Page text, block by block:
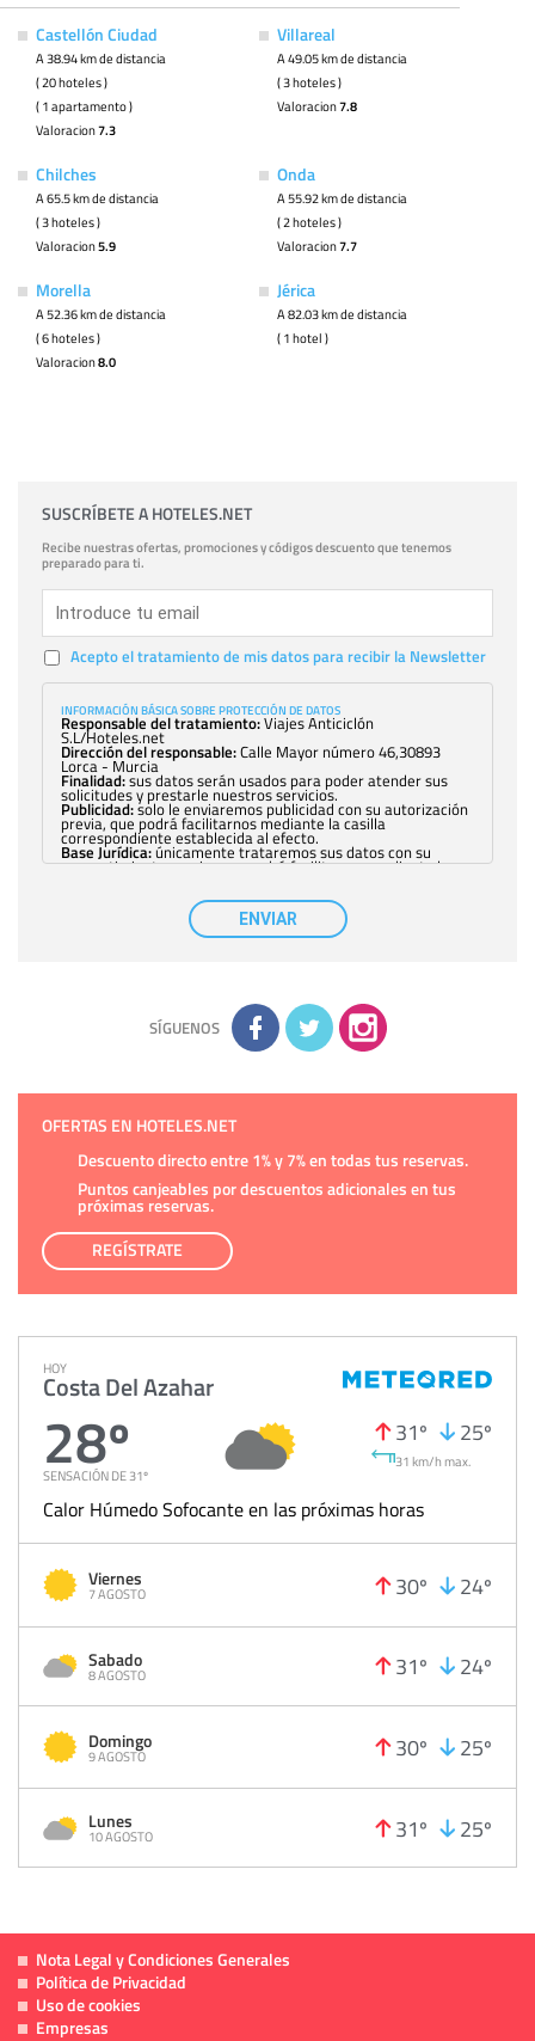
Castellón Ciudad
A 38.94 km de distancia
( 20 hoteles )
( 1 apartamento )
Valoracion7.3
Villareal
A 49.05 km de distancia
( 3 hoteles )
Valoracion7.8
Chilches
A 65.5 km de distancia
( 3 hoteles )
Valoracion5.9
Onda
A 55.92 km de distancia
( 2 hoteles )
Valoracion7.7
Morella
A 52.36 km de distancia
( 6 hoteles )
Valoracion8.0
Jérica
A 82.03 km de distancia
( 1 hotel )
SUSCRÍBETE A HOTELES.NET
Recibe nuestras ofertas, promociones y códigos descuento que tenemos
preparado para ti.
Acepto el tratamiento de mis datos para recibir la Newsletter
INFORMACIÓN BÁSICA SOBRE PROTECCIÓN DE DATOS
Responsable del tratamiento:Viajes Anticiclón
S.L/Hoteles.net
Dirección del responsable:Calle Mayor número 46,30893
Lorca - Murcia
Finalidad:sus datos serán usados para poder atender sus
solicitudes y prestarle nuestros servicios.
Publicidad:solo le enviaremos publicidad con su autorización
previa, que podrá facilitarnos mediante la casilla
correspondiente establecida al efecto.
Base Jurídica:únicamente trataremos sus datos con su
consentimiento previo, que podrá facilitarnos mediante la
con carácter general, sólo el personal de
nuestra entidad que esté debidamente autorizado podrá
tener conocimiento de la información que le pedimos. No se
comunicarán datos a terceros.
adicional y detallada sobre cómo tratamos sus datos en la
política de privacidad
ENVIAR
SÍGUENOS
OFERTAS EN HOTELES.NET
Descuento directo entre 1% y 7% en todas tus reservas.
Puntos canjeables por descuentos adicionales en tus
próximas reservas.
REGÍSTRATE
HOY
Costa Del Azahar
28º
SENSACIÓN DE 31º
31º 25º
31 km/h max.
Calor Húmedo Sofocante en las próximas horas
Viernes
7 AGOSTO 30º 24º
Sabado
8 AGOSTO 31º 24º
Domingo
9 AGOSTO 30º 25º
Lunes
10 AGOSTO 31º 25º
Nota Legal y Condiciones Generales
Política de Privacidad
Uso de cookies
Empresas